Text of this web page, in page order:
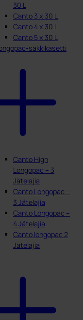
30 L
Canto 3 x 30 L
Canto 4 x 30 L
Canto 5 x 30 L
säkkikasetti
Canto High
Longopac – 3
Jätelajia
Canto Longopac –
3 Jätelajia
Canto Longopac –
4 Jätelajia
Canto longopac 2
Jätelajia